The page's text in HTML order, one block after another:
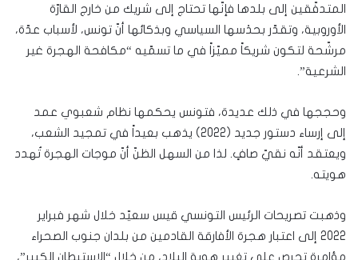
المتدفّقين إلى بلدها فإنّها تحتاج إلى شريك من خارج القارّة
الأوروبية، وتقدّر بحدْسها السياسي وبذكائها أنّ تونس، لأسباب عدّة،
مرشّحة لتكون شريكاً مميّزاً في ما تسمّيه “مكافحة الهجرة غير
الشرعية”.
وحججها في ذلك عديدة، فتونس يحكمها نظام شعبوي عمد
إلى إرساء دستور جديد (2022) يذهب بعيداً في تمجيد الشعب،
ويعتقد أنّه نقيّ صافٍ. لذا من السهل الظنّ أنّ موجات الهجرة تُهدد
هويته.
وذهبت تصريحات الرئيس التونسي قيس سعيّد خلال شهر فبراير
2022 إلى اعتبار هجرة الأفارقة القادمين من بلدان جنوب الصحراء
مؤامرة تحرص على تغيير هوية البلاد، من خلال “الاستيطان الكبير”،